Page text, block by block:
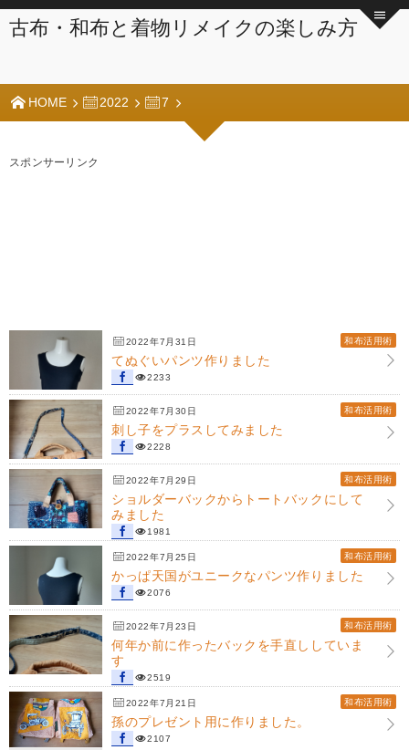
古布・和布と着物リメイクの楽しみ方
HOME 2022 7
スポンサーリンク
2022年7月31日 和布活用術
てぬぐいパンツ作りました
2233
2022年7月30日 和布活用術
刺し子をプラスしてみました
2228
2022年7月29日 和布活用術
ショルダーバックからトートバックにして
みました
1981
2022年7月25日 和布活用術
かっぱ天国がユニークなパンツ作りました
2076
2022年7月23日 和布活用術
何年か前に作ったバックを手直ししていま
す
2519
2022年7月21日 和布活用術
孫のプレゼント用に作りました。
2107